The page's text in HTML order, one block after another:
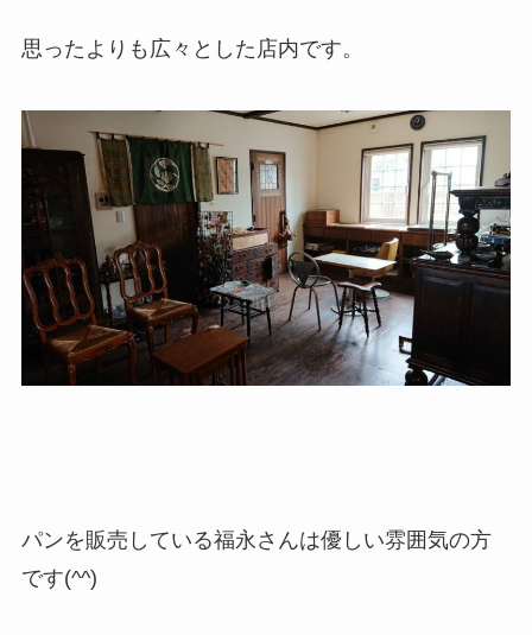
思ったよりも広々とした店内です。
パンを販売している福永さんは優しい雰囲気の方
です(^^)